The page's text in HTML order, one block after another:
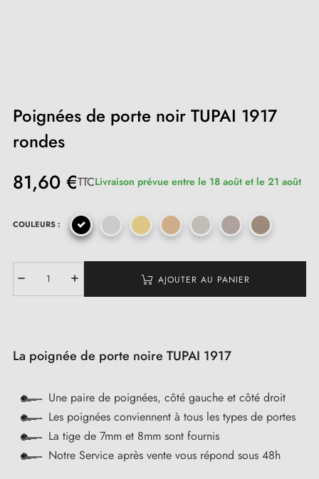
Poignées de porte noir TUPAI 1917
rondes
81,60 €TTCLivraison prévue entre le 18 août et le 21 août
COULEURS :
AJOUTER AU PANIER
La poignée de porte noire TUPAI 1917
Une paire de poignées, côté gauche et côté droit
Les poignées conviennent à tous les types de portes
La tige de 7mm et 8mm sont fournis
Notre Service après vente vous répond sous 48h